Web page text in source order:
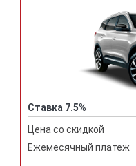
Ставка 7.5%
Цена со скидкой
Ежемесячный платеж